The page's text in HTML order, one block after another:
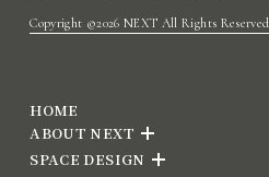
Copyright ©2026 NEXT All Rights Reserved.
HOME
ABOUT NEXT
SPACE DESIGN